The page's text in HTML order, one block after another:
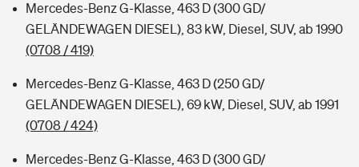
Mercedes-Benz G-Klasse, 463 D (300 GD/
GELÄNDEWAGEN DIESEL), 83 kW, Diesel, SUV, ab 1990
(0708 / 419)
Mercedes-Benz G-Klasse, 463 D (250 GD/
GELÄNDEWAGEN DIESEL), 69 kW, Diesel, SUV, ab 1991
(0708 / 424)
Mercedes-Benz G-Klasse, 463 D (300 GD/